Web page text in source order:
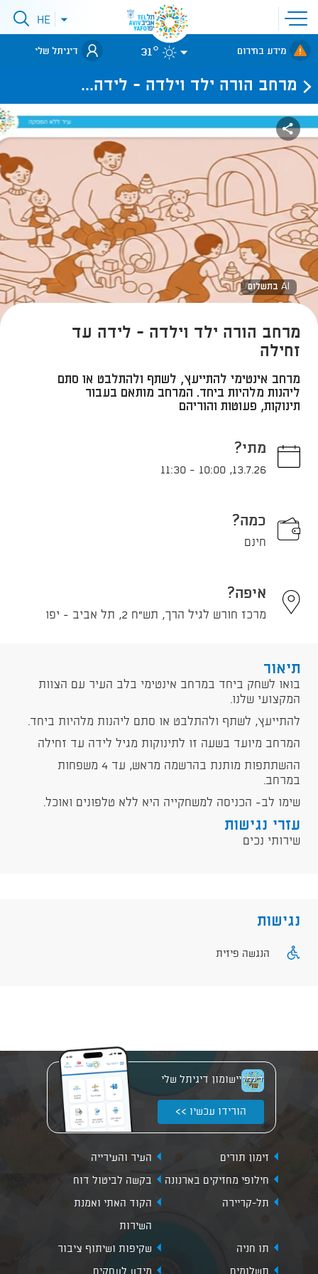
פתיחת
תפריט
אתר
לאתר עיריית
תל-אביב
פתיחתHE
מידע בחירום 31° דיגיתל שלי
מרחב הורה ילד וילדה - לידה...
AI בתשלום
מרחב הורה ילד וילדה - לידה עד
זחילה
מרחב אינטימי להתייעץ, לשתף ולהתלבט או סתם
ליהנות מלהיות ביחד. המרחב מותאם בעבור
תינוקות, פעוטות והוריהם
מתי?
13.7.26
,
10:00
-
11:30
כמה?
חינם
איפה?
מרכז חורש לגיל הרך, תש"ח 2, תל אביב - יפו
תיאור
בואו לשחק ביחד במרחב אינטימי בלב העיר עם הצוות
המקצועי שלנו.
להתייעץ, לשתף ולהתלבט או סתם ליהנות מלהיות ביחד.
המרחב מיועד בשעה זו לתינוקות מגיל לידה עד זחילה
ההשתתפות מותנת בהרשמה מראש, עד 4 משפחות
במרחב.
שימו לב- הכניסה למשחקייה היא ללא טלפונים ואוכל.
עזרי נגישות
שירותי נכים
נגישות
הנגשה פיזית
יישומון דיגיתל שלי
הורידו עכשיו >>
זימון תורים
העיר והעירייה
חילופי מחזיקים בארנונה
בקשה לביטול דוח
תל-קריירה
הקוד האתי ואמנת
השירות
תו חניה
שקיפות ושיתוף ציבור